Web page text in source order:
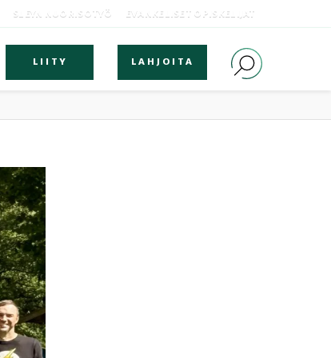
SLEYN NUORISOTYÖ EVANKELISET OPISKELIJAT
LIITY LAHJOITA